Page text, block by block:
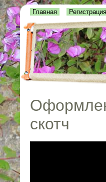
Главная Регистрация
скотч